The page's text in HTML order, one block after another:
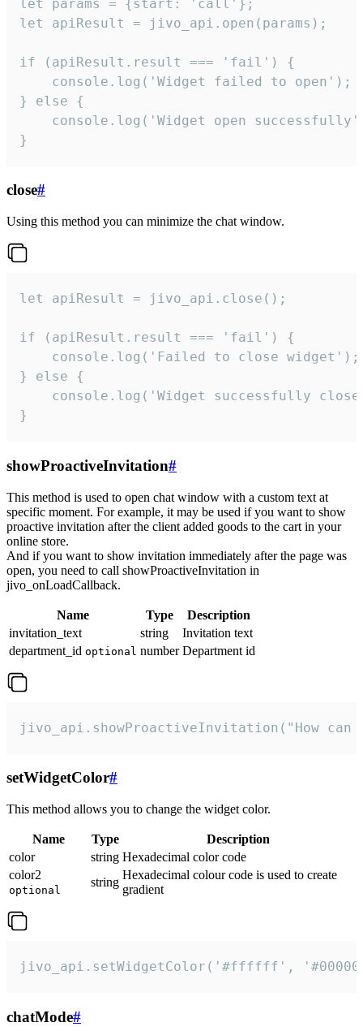
let params = {start: 'call'};
let apiResult = jivo_api.open(params);
if (apiResult.result === 'fail') {
    console.log('Widget failed to open');
} else {
console.log('Widget open
}
close#
Using this method you can minimize the chat window.
let apiResult = jivo_api.close();
if (apiResult.result === 'fail') {
    console.log('Failed to close widget');
} else {
console.log('Widget successfully
}
showProactiveInvitation#
This method is used to open chat window with a custom text at
specific moment. For example, it may be used if you want to show
proactive invitation after the client added goods to the cart in your
online store.
And if you want to show invitation immediately after the page was
open, you need to call showProactiveInvitation in
jivo_onLoadCallback.
Name Type
Description
invitation_text
string
Invitation text
department_id optional number Department id
jivo_api.showProactiveInvitation("How
setWidgetColor#
This method allows you to change the widget color.
Name Type
Description
color
string Hexadecimal color code
color2
optional
string
Hexadecimal colour code is used to create
gradient
jivo_api.setWidgetColor('#ffffff',
chatMode#